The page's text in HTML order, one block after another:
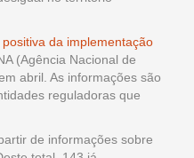
positiva da implementação
(Agência Nacional de
abril. As informações são
reguladoras que
de informações sobre